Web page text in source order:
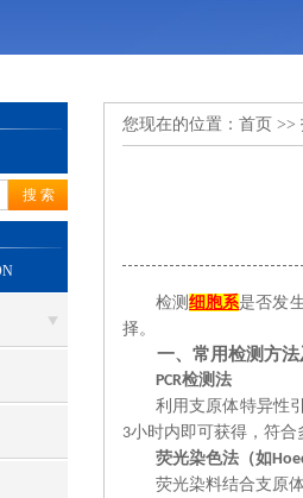
您现在的位置： 首页 >>
检测细胞系是否发
择。
一、常用检测方
PCR检测法
利用支原体特异性
3小时内‌即可获得，符合
‌荧光染色法（如
荧光染料结合支原